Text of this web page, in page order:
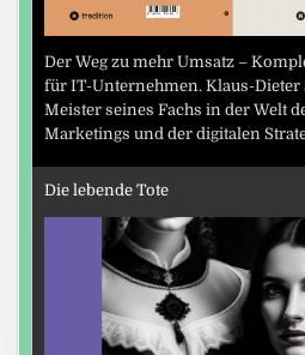
Der Weg zu mehr Umsatz –
für IT-Unternehmen. Klaus-Dieter
Meister seines Fachs in der Welt
Marketings und der digitalen
Die lebende Tote